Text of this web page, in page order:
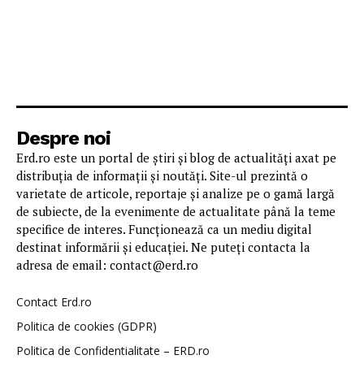
Despre noi
Erd.ro este un portal de știri și blog de actualități axat pe
distribuția de informații și noutăți. Site-ul prezintă o
varietate de articole, reportaje și analize pe o gamă largă
de subiecte, de la evenimente de actualitate până la teme
specifice de interes. Funcționează ca un mediu digital
destinat informării și educației. Ne puteți contacta la
adresa de email: contact@erd.ro
Contact Erd.ro
Politica de cookies (GDPR)
Politica de Confidentialitate – ERD.ro